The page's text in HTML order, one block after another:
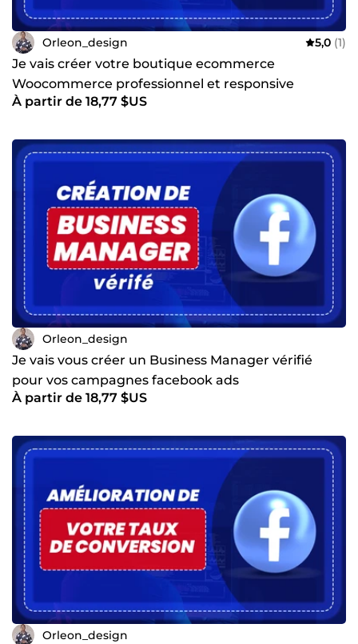
Orleon_design 5,0 (1)
Je vais créer votre boutique ecommerce
Woocommerce professionnel et responsive
designe
À partir de 18,77 $US
Orleon_design
Je vais vous créer un Business Manager vérifié
pour vos campagnes facebook ads
À partir de 18,77 $US
Orleon_design